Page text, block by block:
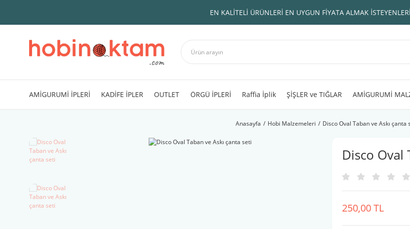
EN KALİTELİ ÜRÜNLERİ EN UYGUN FİYATA ALMAK
AMİGURUMİ İPLERİ KADİFE İPLER OUTLET ÖRGÜ İPLERİ Raffia İplik ŞİŞLER ve TIĞLAR AMİGURUMİ
Anasayfa Hobi Malzemeleri Disco Oval Taban ve Askı çanta
Disco Oval
250,00 TL